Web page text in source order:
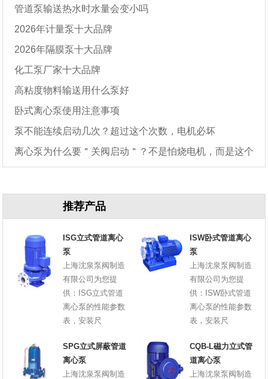
管道泵输送热水时水量会变小吗
2026年计量泵十大品牌
2026年隔膜泵十大品牌
化工泵厂家十大品牌
高粘度物料输送用什么泵好
卧式离心泵使用注意事项
泵不能连续启动几次？超过这个次数，电机必坏
离心泵为什么要＂关阀启动＂？不是怕烧电机，而是这个
推荐产品
ISG立式管道离心
泵
上海沈泉泵阀制造
有限公司为您提
供：ISG立式管道
离心泵的性能参数
表，安装尺
ISW卧式管道离心
泵
上海沈泉泵阀制造
有限公司为您提
供：ISW卧式管道
离心泵的性能参数
表，安装尺
SPG立式屏蔽管道
离心泵
上海沈泉泵阀制造
CQB-L磁力立式管
道离心泵
上海沈泉泵阀制造